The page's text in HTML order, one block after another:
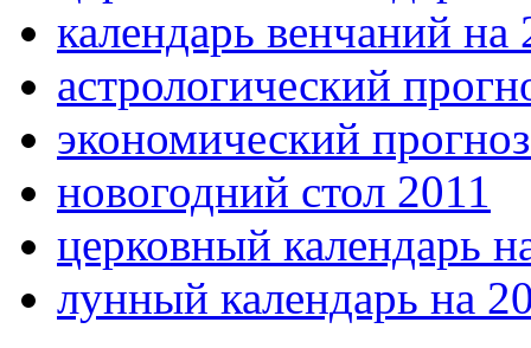
календарь венчаний на
астрологический
экономический
новогодний стол 2011
церковный календарь
лунный календарь на